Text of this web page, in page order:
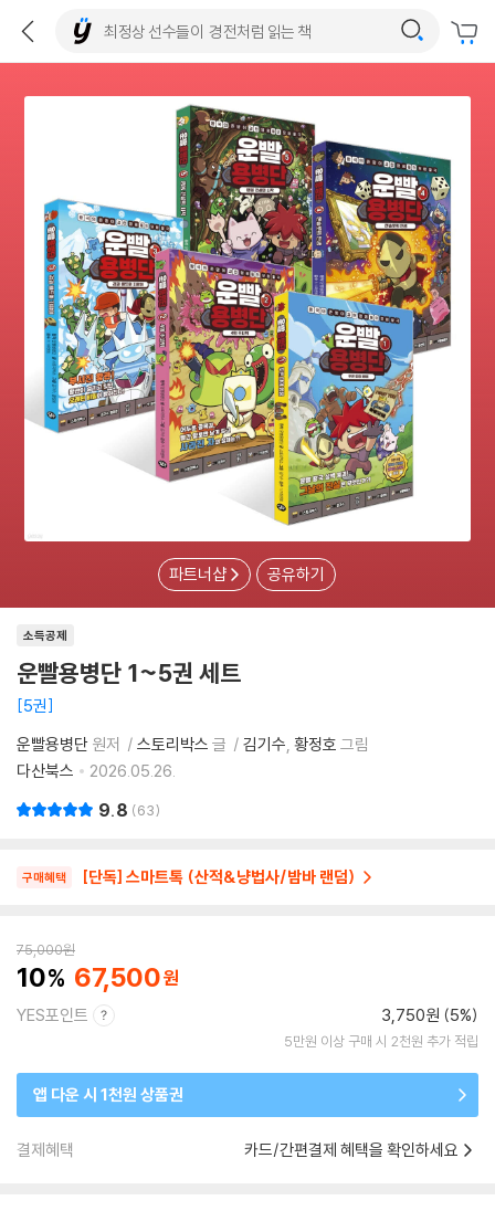
파트너샵 공유하기
소득공제
운빨용병단 1~5권 세트
5권
운빨용병단 원저 스토리박스 글 김기수 황정호 그림
다산북스
2026.05.26.
9.8 63
구매혜택 [단독] 스마트톡 (산적&냥법사/밤바 랜덤)
75,000원
10 67,500
YES포인트 3,750원 (5%)
5만원 이상 구매 시 2천원 추가 적립
앱 다운 시 1천원 상품권
결제혜택 카드/간편결제 혜택을 확인하세요